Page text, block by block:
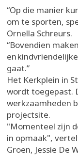
“Op die manier
om te sporten,
Ornella Schreurs.
“Bovendien
en
gaat.”
Het Kerkplein in
wordt toegepast.
werkzaamheden
projectsite.
"Momenteel zijn
in opmaak",
Groen, Jessie De